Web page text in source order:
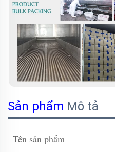
Sản phẩm Mô tả
Tên sản phẩm